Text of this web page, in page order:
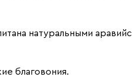
натуральными
благовония.